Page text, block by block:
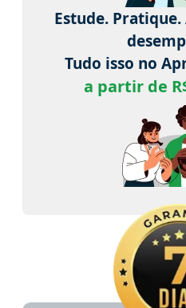
Estude.
Tudo isso no
a partir de